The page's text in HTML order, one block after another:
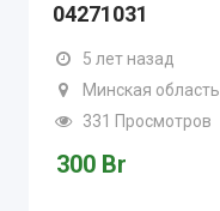
04271031
5 лет назад
Минская область
331 Просмотров
300 Br